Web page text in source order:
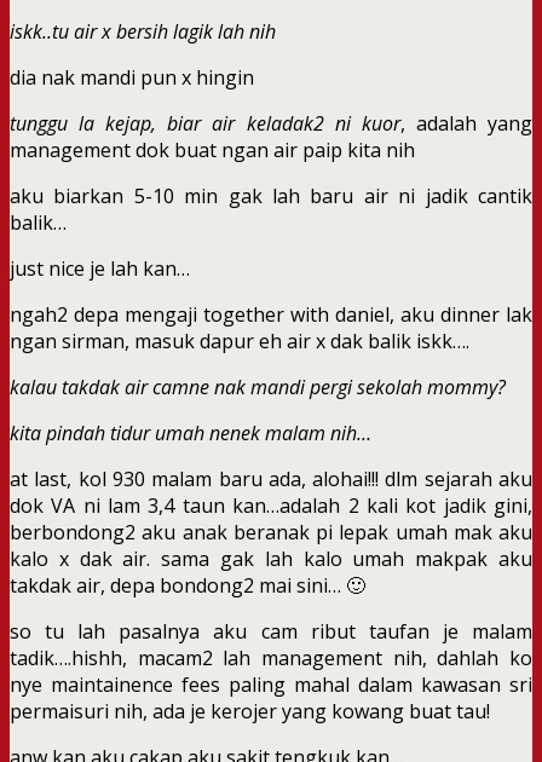
iskk..tu air x bersih lagik lah nih
dia nak mandi pun x hingin
tunggu la kejap, biar air keladak2 ni kuor, adalah yang
management dok buat ngan air paip kita nih
aku biarkan 5-10 min gak lah baru air ni jadik cantik
balik…
just nice je lah kan…
ngah2 depa mengaji together with daniel, aku dinner lak
ngan sirman, masuk dapur eh air x dak balik iskk….
kalau takdak air camne nak mandi pergi sekolah mommy?
kita pindah tidur umah nenek malam nih…
at last, kol 930 malam baru ada, alohai!!! dlm sejarah aku
dok VA ni lam 3,4 taun kan…adalah 2 kali kot jadik gini,
berbondong2 aku anak beranak pi lepak umah mak aku
kalo x dak air. sama gak lah kalo umah makpak aku
takdak air, depa bondong2 mai sini… 🙂
so tu lah pasalnya aku cam ribut taufan je malam
tadik….hishh, macam2 lah management nih, dahlah ko
nye maintainence fees paling mahal dalam kawasan sri
permaisuri nih, ada je kerojer yang kowang buat tau!